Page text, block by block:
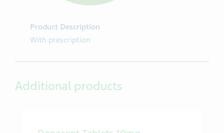
Product Description
With prescription
Additional products